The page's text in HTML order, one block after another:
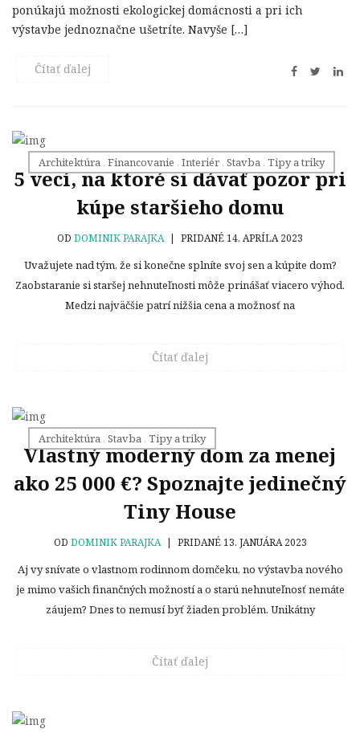
ponúkajú možnosti ekologickej domácnosti a pri ich
výstavbe jednoznačne ušetríte. Navyše […]
Čítať ďalej
Architektúra , Financovanie , Interiér , Stavba , Tipy a triky
5 vecí, na ktoré si dávať pozor pri
kúpe staršieho domu
OD DOMINIK PARAJKA | PRIDANÉ 14. APRÍLA 2023
Uvažujete nad tým, že si konečne splníte svoj sen a kúpite dom?
Zaobstaranie si staršej nehnuteľnosti môže prinášať viacero výhod.
Medzi najväčšie patrí nižšia cena a možnosť na
Čítať ďalej
Architektúra , Stavba , Tipy a triky
Vlastný moderný dom za menej
ako 25 000 €? Spoznajte jedinečný
Tiny House
OD DOMINIK PARAJKA | PRIDANÉ 13. JANUÁRA 2023
Aj vy snívate o vlastnom rodinnom domčeku, no výstavba nového
je mimo vašich finančných možností a o starú nehnuteľnosť nemáte
záujem? Dnes to nemusí byť žiaden problém. Unikátny
Čítať ďalej